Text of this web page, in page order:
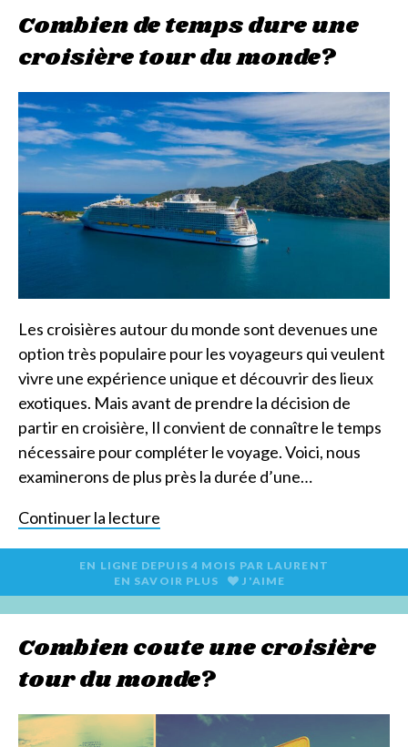
Combien de temps dure une
croisière tour du monde?
Les croisières autour du monde sont devenues une
option très populaire pour les voyageurs qui veulent
vivre une expérience unique et découvrir des lieux
exotiques. Mais avant de prendre la décision de
partir en croisière, Il convient de connaître le temps
nécessaire pour compléter le voyage. Voici, nous
examinerons de plus près la durée d’une…
Continuer la lecture
EN LIGNE DEPUIS 4 MOIS PAR LAURENT
EN SAVOIR PLUS
J'AIME
Combien coute une croisière
tour du monde?